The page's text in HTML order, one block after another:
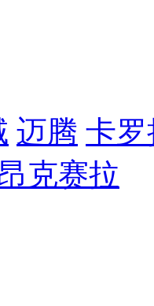
迈腾 卡罗
克赛拉